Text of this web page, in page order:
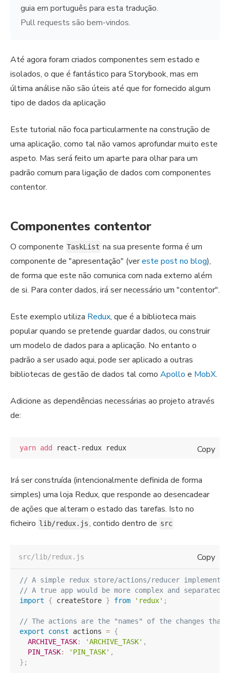
guia em português para esta tradução.
Pull requests são bem-vindos.
Até agora foram criados componentes sem estado e
isolados, o que é fantástico para Storybook, mas em
última análise não são úteis até que for fornecido algum
tipo de dados da aplicação
Este tutorial não foca particularmente na construção de
uma aplicação, como tal não vamos aprofundar muito este
aspeto. Mas será feito um aparte para olhar para um
padrão comum para ligação de dados com componentes
contentor.
Componentes contentor
O componente TaskList na sua presente forma é um
componente de "apresentação" (vereste post no blog),
de forma que este não comunica com nada externo além
de si. Para conter dados, irá ser necessário um "contentor".
Este exemplo utiliza Redux, que é a biblioteca mais
popular quando se pretende guardar dados, ou construir
um modelo de dados para a aplicação. No entanto o
padrão a ser usado aqui, pode ser aplicado a outras
bibliotecas de gestão de dados tal como Apollo e MobX.
Adicione as dependências necessárias ao projeto através
de:
Copy
yarn add
Irá ser construída (intencionalmente definida de forma
simples) uma loja Redux, que responde ao desencadear
de ações que alteram o estado das tarefas. Isto no
ficheiro lib/redux.js, contido dentro de src
Copy
src/lib/redux.js
// A simple redux store/actions/reducer
// A true app would be more complex and
import
{ createStore } from 'redux' ;
// The actions are the "names" of the changes that
export
const actions = {
ARCHIVE_TASK: 'ARCHIVE_TASK' ,
PIN_TASK: 'PIN_TASK' ,
} ;